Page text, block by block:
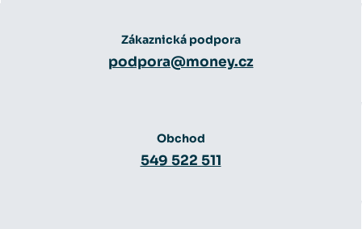
Zákaznická podpora
podpora@money.cz
Obchod
549 522 511